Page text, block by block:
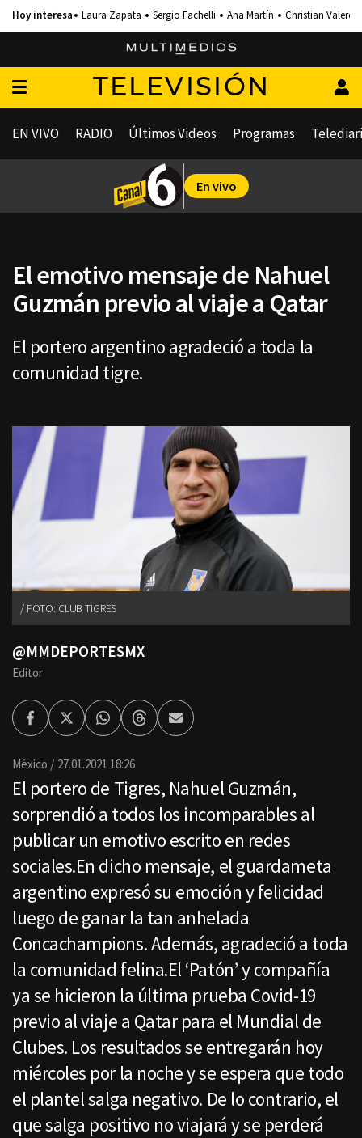
Laura Zapata Sergio Fachelli Ana Martín Christian Valero
TELEVISIÓN
EN VIVO RADIO Últimos Videos Programas
En vivo
El emotivo mensaje de Nahuel
Guzmán previo al viaje a Qatar
El portero argentino agradeció a toda la
comunidad tigre.
FOTO: CLUB TIGRES
@MMDEPORTESMX
Editor
FacebookTwitterWhatsappThreadsEnviar
por
México 27.01.2021 18:26
El portero de Tigres, Nahuel Guzmán,
sorprendió a todos los incomparables al
publicar un emotivo escrito en redes
sociales.En dicho mensaje, el guardameta
argentino expresó su emoción y felicidad
luego de ganar la tan anhelada
Concachampions. Además, agradeció a toda
la comunidad felina.El ‘Patón’ y compañía
ya se hicieron la última prueba Covid-19
previo al viaje a Qatar para el Mundial de
Clubes. Los resultados se entregarán hoy
miércoles por la noche y se espera que todo
el plantel salga negativo. De lo contrario, el
que salga positivo no viajará y se perderá